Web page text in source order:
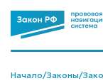
Начало/Законы/